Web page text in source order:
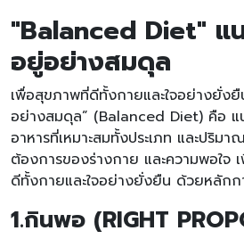
"Balanced Diet" แ
อยู่อย่างสมดุล
เพื่อสุขภาพที่ดีทั้งกายและใจอย่างยั่ง
อย่างสมดุล” (Balanced Diet) คือ แ
อาหารที่เหมาะสมทั้งประเภท และปริม
ต้องการของร่างกาย และความพอใจ
ดีทั้งกายและใจอย่างยั่งยืน ด้วยหลัก
1.กินพอ (RIGHT